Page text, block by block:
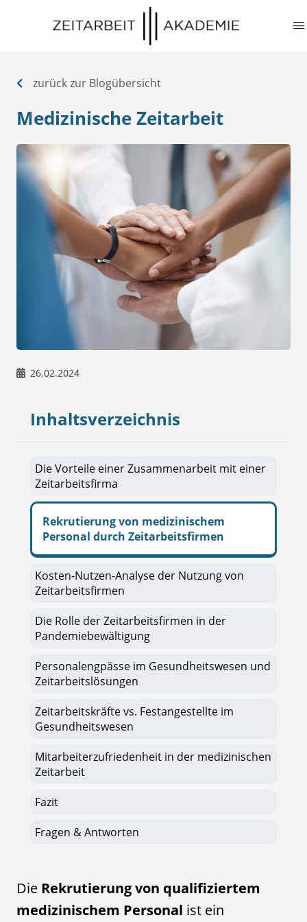
zurück zur Blogübersicht
Medizinische Zeitarbeit
26.02.2024
Inhaltsverzeichnis
Die Vorteile einer Zusammenarbeit mit einer
Zeitarbeitsfirma
Rekrutierung von medizinischem
Personal durch Zeitarbeitsfirmen
Kosten-Nutzen-Analyse der Nutzung von
Zeitarbeitsfirmen
Die Rolle der Zeitarbeitsfirmen in der
Pandemiebewältigung
Personalengpässe im Gesundheitswesen und
Zeitarbeitslösungen
Zeitarbeitskräfte vs. Festangestellte im
Gesundheitswesen
Mitarbeiterzufriedenheit in der medizinischen
Zeitarbeit
Fazit
Fragen & Antworten
Die Rekrutierung von qualifiziertem
medizinischem Personal ist ein